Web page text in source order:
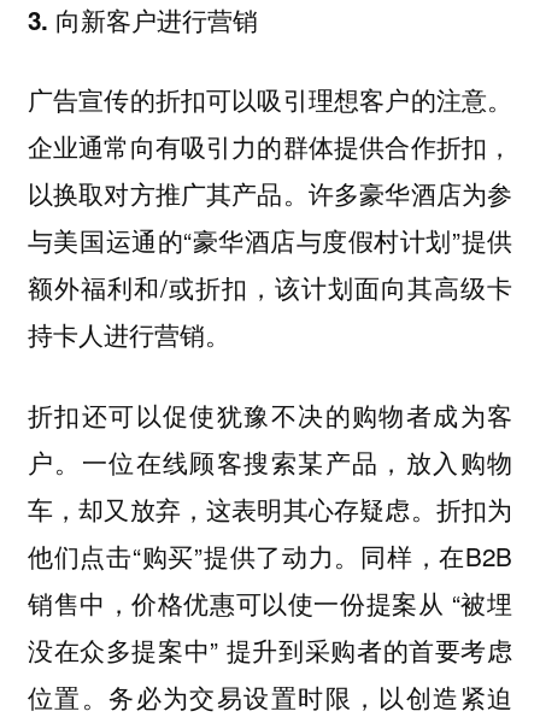
3. 向新客户进行营销
广告宣传的折扣可以吸引理想客户的注意。
企业通常向有吸引力的群体提供合作折扣，
以换取对方推广其产品。许多豪华酒店为参
与美国运通的“豪华酒店与度假村计划”提供
额外福利和/或折扣，该计划面向其高级卡
持卡人进行营销。
折扣还可以促使犹豫不决的购物者成为客
户。 一位在线顾客搜索某产品，放入购物
车，却又放弃，这表明其心存疑虑。折扣为
他们点击“购买”提供了动力。同样，在B2B
销售中，价格优惠可以使一份提案从 “被埋
没在众多提案中” 提升到采购者的首要考虑
位置。务必为交易设置时限，以创造紧迫